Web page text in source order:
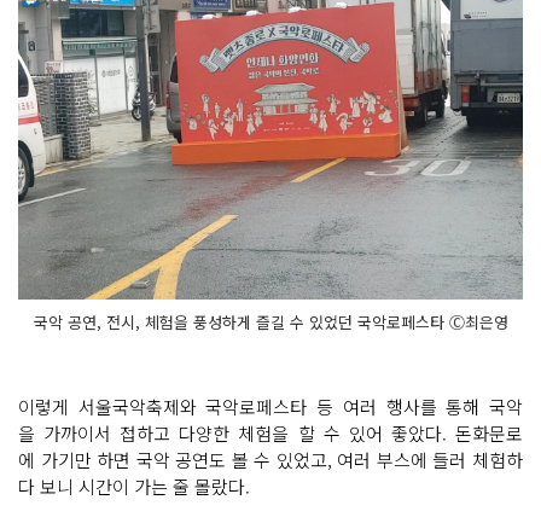
국악 공연, 전시, 체험을 풍성하게 즐길 수 있었던 국악로페스타 Ⓒ최은영
이렇게 서울국악축제와 국악로페스타 등 여러 행사를 통해 국악
을 가까이서 접하고 다양한 체험을 할 수 있어 좋았다. 돈화문로
에 가기만 하면 국악 공연도 볼 수 있었고, 여러 부스에 들러 체험하
다 보니 시간이 가는 줄 몰랐다.